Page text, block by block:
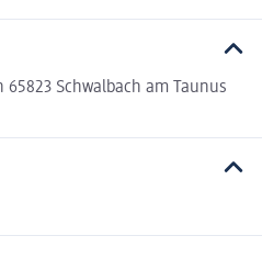
65823 Schwalbach am Taunus